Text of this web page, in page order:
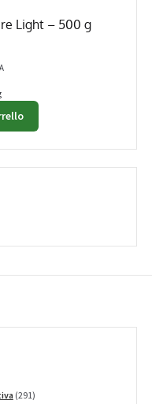
Light – 500 g
291291